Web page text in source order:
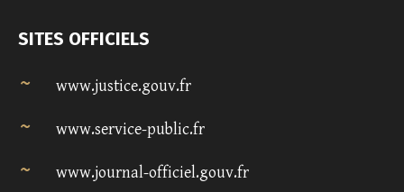
SITES OFFICIELS
www.justice.gouv.fr
www.service-public.fr
www.journal-officiel.gouv.fr